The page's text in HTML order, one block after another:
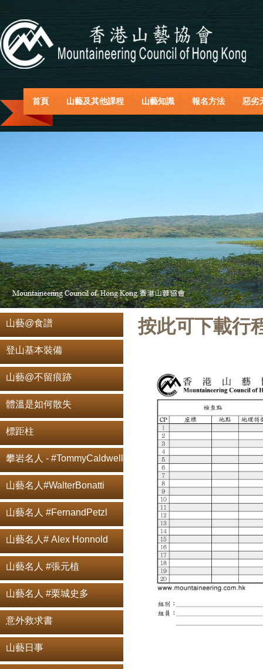
首頁 山藝及其他課程 山藝知識 報名方法 惡劣
山藝@食譜
登山基本裝備
山藝@不留痕跡
體溫是如何散失
標距柱
攀岩名人 - #TommyCaldwell
山藝名人#WalterBonatti
山藝名人 #FernandPetzl
山藝名人# Alex Honnold
山藝名人 #張元植
山藝名人 #栗城史多
意外救求書
山藝日事
按此可下載行